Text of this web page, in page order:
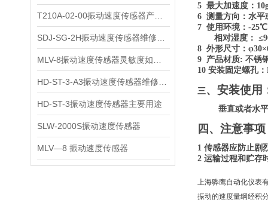
HD-ST-3振动速度传感器主要用途
SLW-2000S振动速度传感器
MLV—8 振动速度传感器
5 最大加速度：
6 测量方向：水平
7 使用环境： -25℃
相对湿度 ：
8 外形尺寸： φ30×
9 产品材质: 不锈
10 安装固定螺孔
三、安装使用
垂直或者水
四、注意事
1 传感器应防止剧
2 运输过程和贮存
上海骅鹰自动化仪表
振动的速度量纲经积